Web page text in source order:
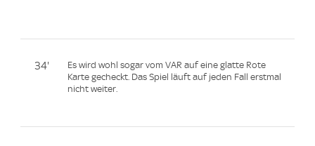
34'
Es wird wohl sogar vom VAR auf eine glatte Rote
Karte gecheckt. Das Spiel läuft auf jeden Fall erstmal
nicht weiter.